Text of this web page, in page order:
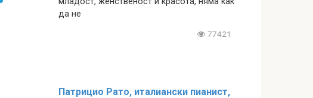
да не
77421
Патрицио Рато, италиански пианист,